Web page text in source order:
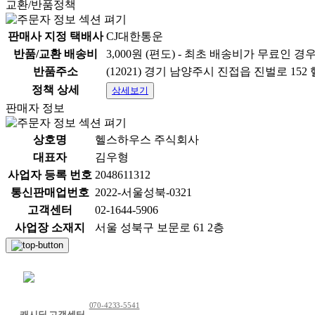
교환/반품정책
판매사 지정 택배사 CJ대한통운
반품/교환 배송비
3,000원 (편도) - 최초 배송비가 무료인 경
반품주소
(12021) 경기 남양주시 진접읍 진벌로 152
정책 상세
상세보기
판매자 정보
상호명
헬스하우스 주식회사
대표자
김우형
사업자 등록 번호 2048611312
통신판매업번호 2022-서울성북-0321
고객센터
02-1644-5906
사업장 소재지
서울 성북구 보문로 61 2층
070-4233-5541